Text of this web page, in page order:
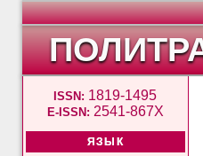
ISSN: 1819-1495
E-ISSN: 2541-867X
ЯЗЫК